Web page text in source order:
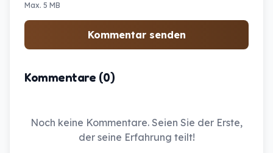
Max. 5 MB
Kommentar senden
Kommentare (0)
Noch keine Kommentare. Seien Sie der Erste,
der seine Erfahrung teilt!